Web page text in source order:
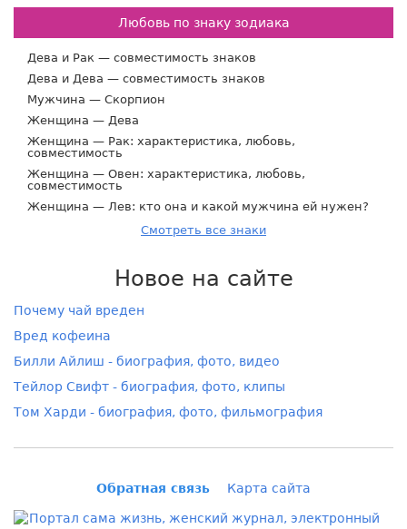
Любовь по знаку зодиака
Дева и Рак — совместимость знаков
Дева и Дева — совместимость знаков
Мужчина — Скорпион
Женщина — Дева
Женщина — Рак: характеристика, любовь,
совместимость
Женщина — Овен: характеристика, любовь,
совместимость
Женщина — Лев: кто она и какой мужчина ей нужен?
Смотреть все знаки
Новое на сайте
Почему чай вреден
Вред кофеина
Билли Айлиш - биография, фото, видео
Тейлор Свифт - биография, фото, клипы
Том Харди - биография, фото, фильмография
Обратная связь Карта сайта